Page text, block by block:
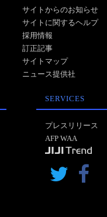
サイトからのお知らせ
サイトに関するヘルプ
採用情報
訂正記事
サイトマップ
ニュース提供社
SERVICES
プレスリリース
AFP WAA